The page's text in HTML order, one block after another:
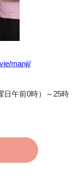
manji/
日午前0時）～25時